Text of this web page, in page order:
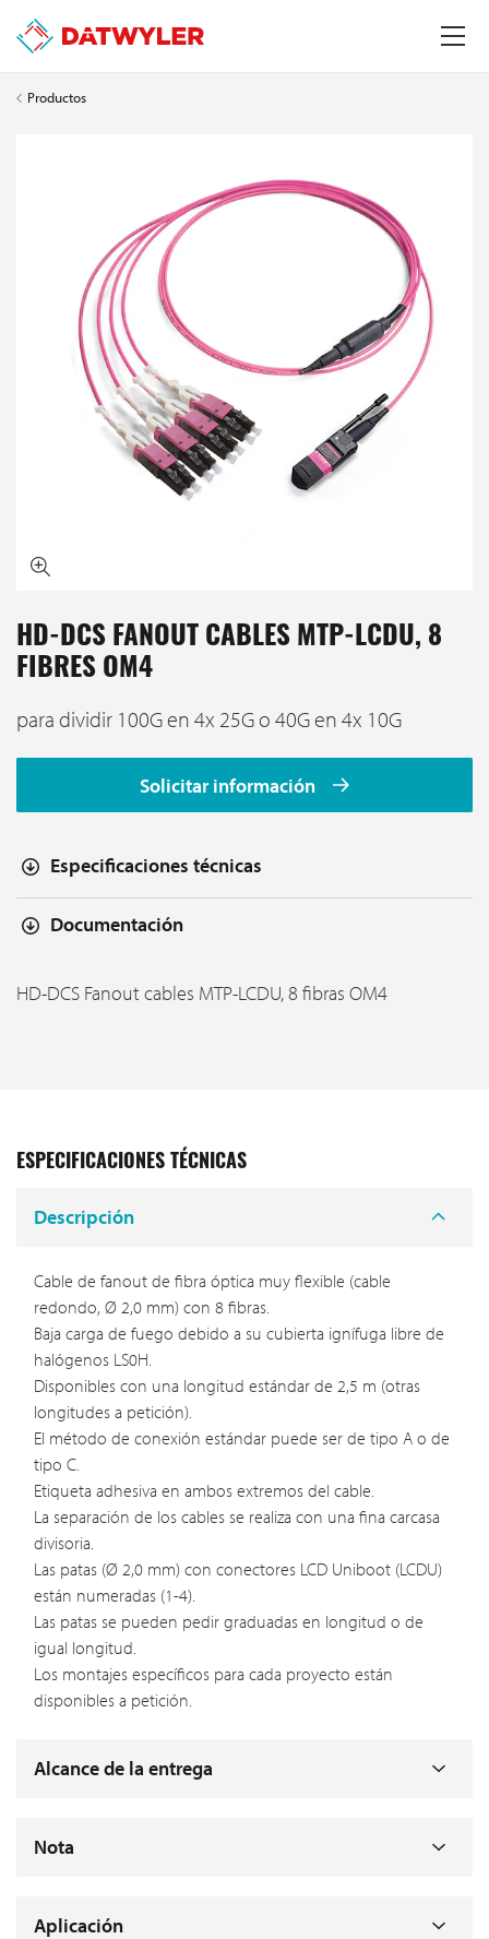
Productos
HD-DCS FANOUT CABLES MTP-LCDU, 8
FIBRES OM4
para dividir 100G en 4x 25G o 40G en 4x 10G
Solicitar información
Especificaciones técnicas
Documentación
HD-DCS Fanout cables MTP-LCDU, 8 fibras OM4
ESPECIFICACIONES TÉCNICAS
Descripción
Cable de fanout de fibra óptica muy flexible (cable
redondo, Ø 2,0 mm) con 8 fibras.
Baja carga de fuego debido a su cubierta ignífuga libre de
halógenos LS0H.
Disponibles con una longitud estándar de 2,5 m (otras
longitudes a petición).
El método de conexión estándar puede ser de tipo A o de
tipo C.
Etiqueta adhesiva en ambos extremos del cable.
La separación de los cables se realiza con una fina carcasa
divisoria.
Las patas (Ø 2,0 mm) con conectores LCD Uniboot (LCDU)
están numeradas (1-4).
Las patas se pueden pedir graduadas en longitud o de
igual longitud.
Los montajes específicos para cada proyecto están
disponibles a petición.
Alcance de la entrega
Nota
Aplicación